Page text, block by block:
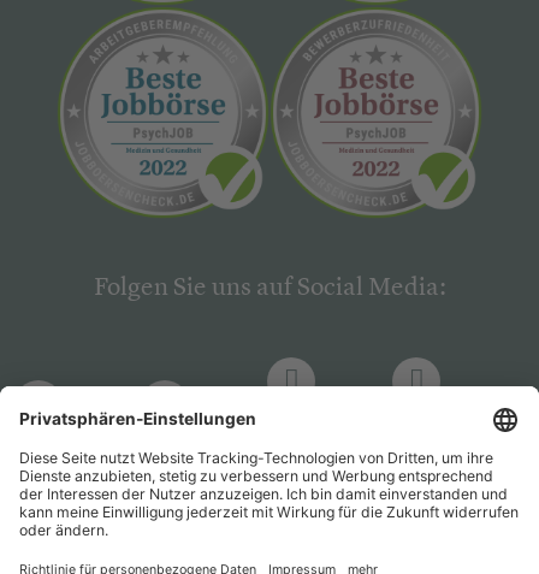
Folgen Sie uns auf Social Media:
PsychJOB PsychJOB
Hogrefe
Verlag
Hogrefe
Verlag